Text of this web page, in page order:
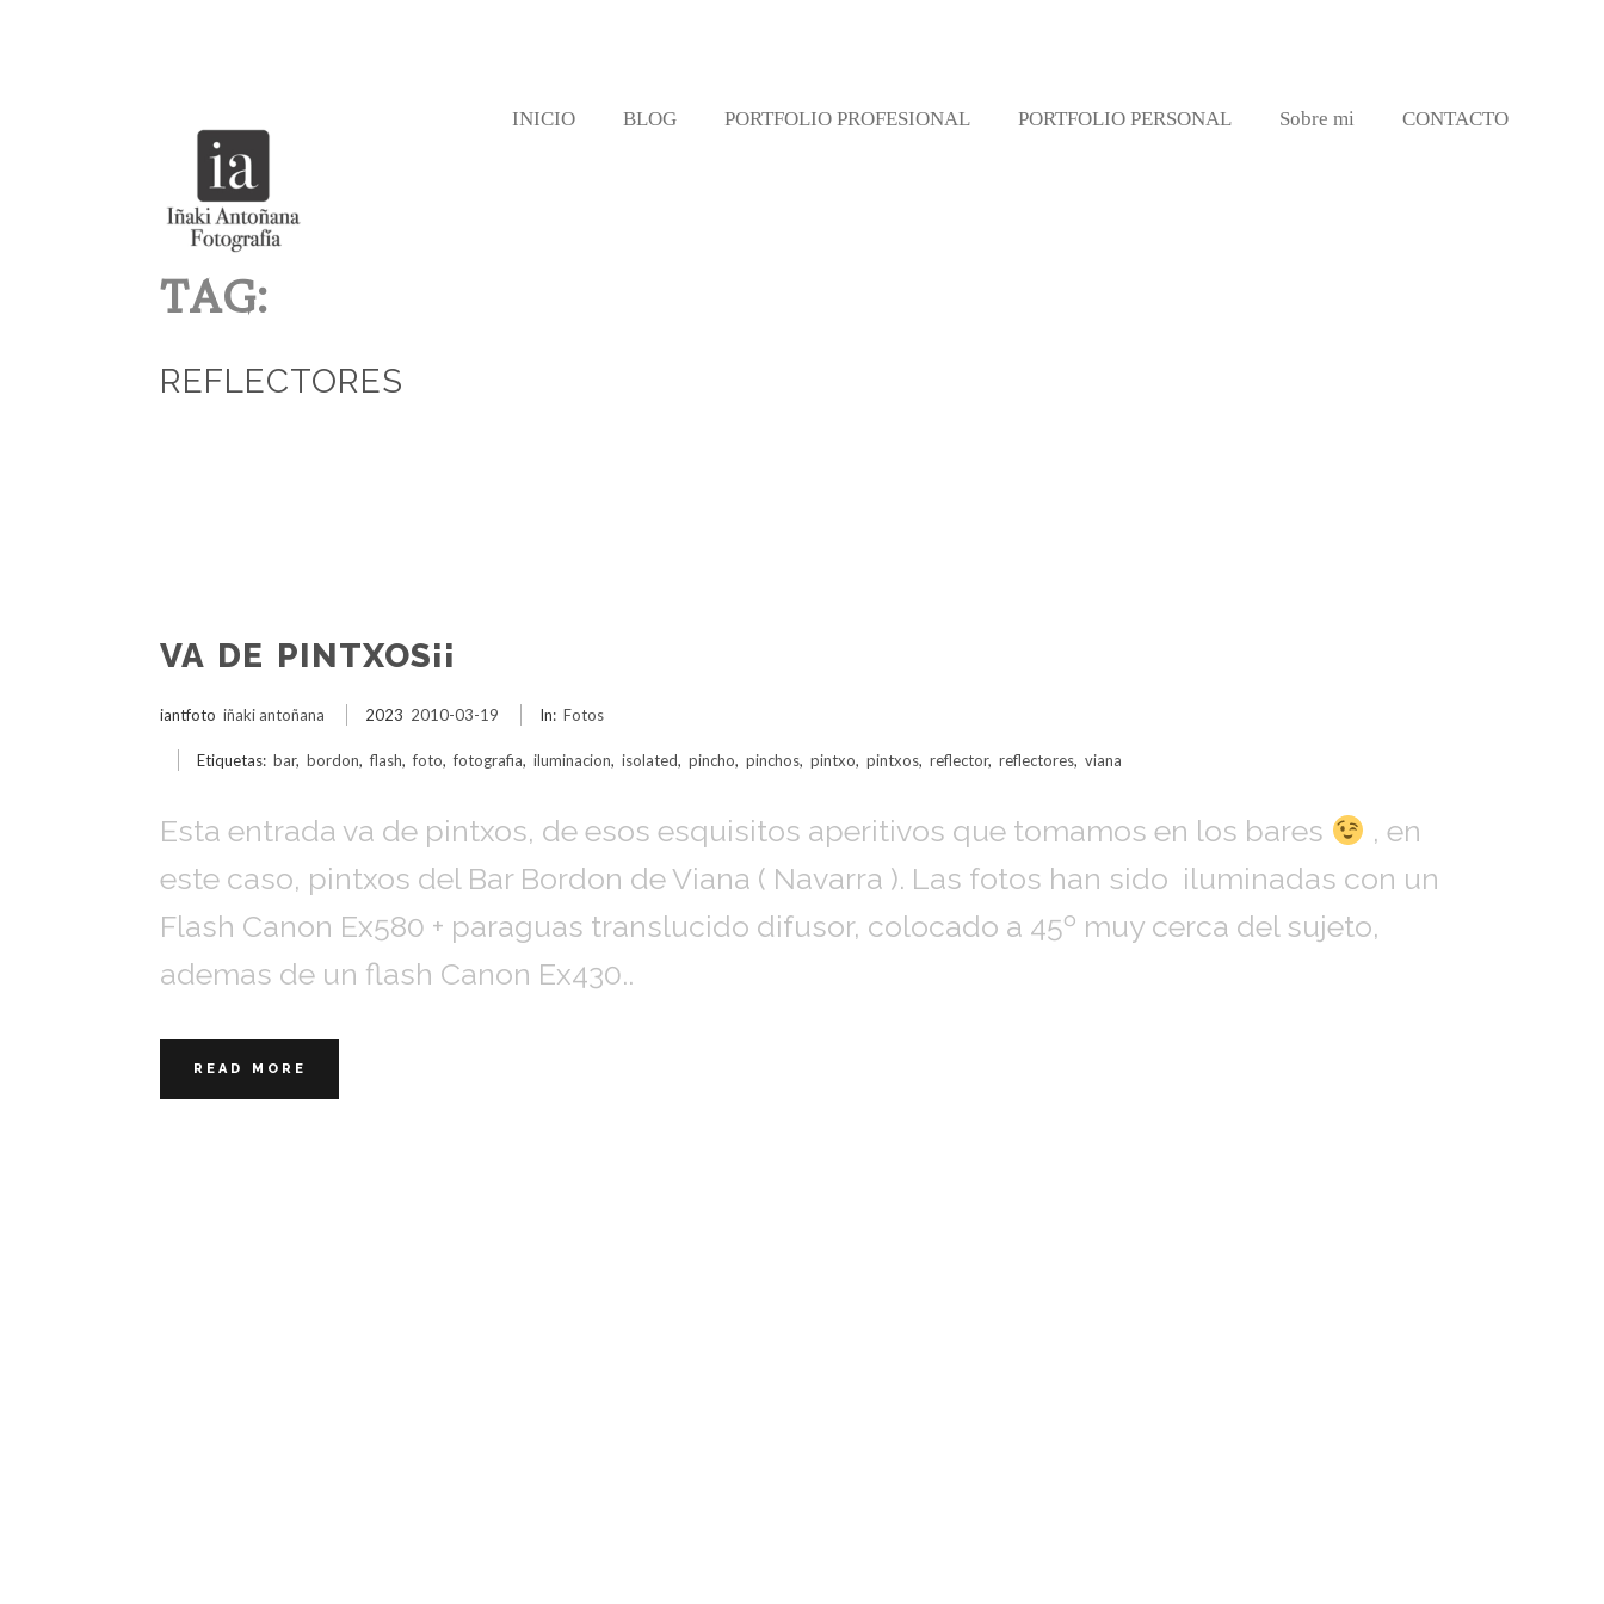
INICIO BLOG PORTFOLIO PROFESIONAL PORTFOLIO PERSONAL Sobre mi CONTACTO
TAG:
REFLECTORES
VA DE PINTXOS¡¡
iantfoto iñaki antoñana 2023 2010-03-19 In: Fotos
Etiquetas: bar, bordon, flash, foto, fotografia, iluminacion, isolated, pincho, pinchos, pintxo, pintxos, reflector, reflectores, viana
Esta entrada va de pintxos, de esos esquisitos aperitivos que tomamos en los bares
, en
este caso, pintxos del Bar Bordon de Viana ( Navarra ). Las fotos han sido iluminadas con un
Flash Canon Ex580 + paraguas translucido difusor, colocado a 45º muy cerca del sujeto,
ademas de un flash Canon Ex430..
READ MORE